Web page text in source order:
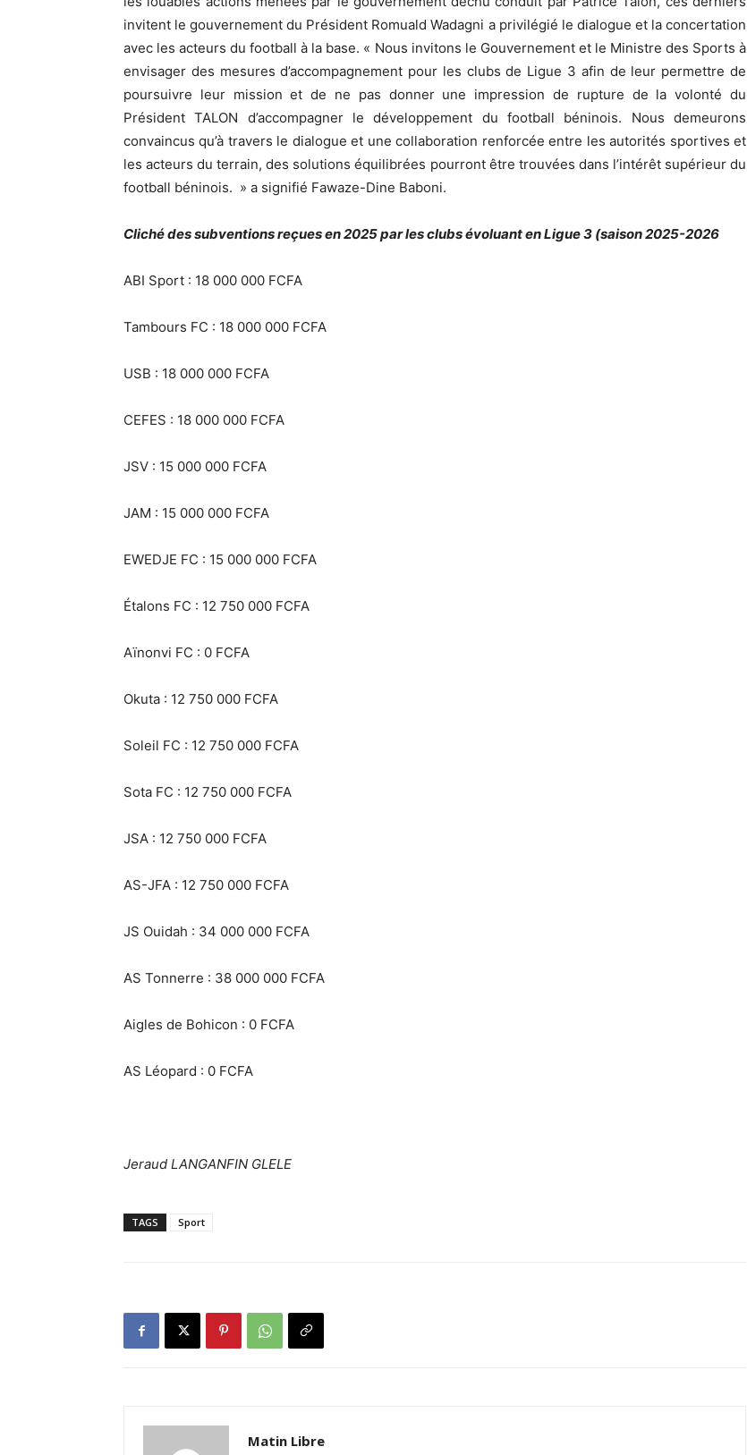
invitent le gouvernement du Président Romuald Wadagni a privilégié le dialogue et la concertation
avec les acteurs du football à la base. « Nous invitons le Gouvernement et le Ministre des Sports à
envisager des mesures d’accompagnement pour les clubs de Ligue 3 afin de leur permettre de
poursuivre leur mission et de ne pas donner une impression de rupture de la volonté du
Président TALON d’accompagner le développement du football béninois. Nous demeurons
convaincus qu’à travers le dialogue et une collaboration renforcée entre les autorités sportives et
les acteurs du terrain, des solutions équilibrées pourront être trouvées dans l’intérêt supérieur du
football béninois. » a signifié Fawaze-Dine Baboni.
‎Cliché des subventions reçues en 2025 par les clubs évoluant en Ligue 3 (saison 2025-2026
‎ABI Sport : 18 000 000 FCFA
‎Tambours FC : 18 000 000 FCFA
‎USB : 18 000 000 FCFA
‎CEFES : 18 000 000 FCFA
‎JSV : 15 000 000 FCFA
‎JAM : 15 000 000 FCFA
‎EWEDJE FC : 15 000 000 FCFA
‎Étalons FC : 12 750 000 FCFA
‎Aïnonvi FC : 0 FCFA
‎Okuta : 12 750 000 FCFA
‎Soleil FC : 12 750 000 FCFA
‎Sota FC : 12 750 000 FCFA
‎JSA : 12 750 000 FCFA
‎AS-JFA : 12 750 000 FCFA
‎JS Ouidah : 34 000 000 FCFA
‎AS Tonnerre : 38 000 000 FCFA
‎Aigles de Bohicon : 0 FCFA
‎AS Léopard : 0 FCFA
Jeraud LANGANFIN GLELE
TAGS Sport
Matin Libre